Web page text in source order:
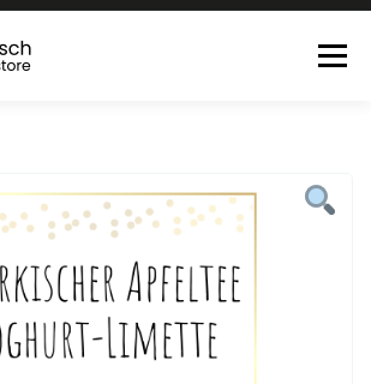
Menü
KONTAKT 0 ARTIKEL